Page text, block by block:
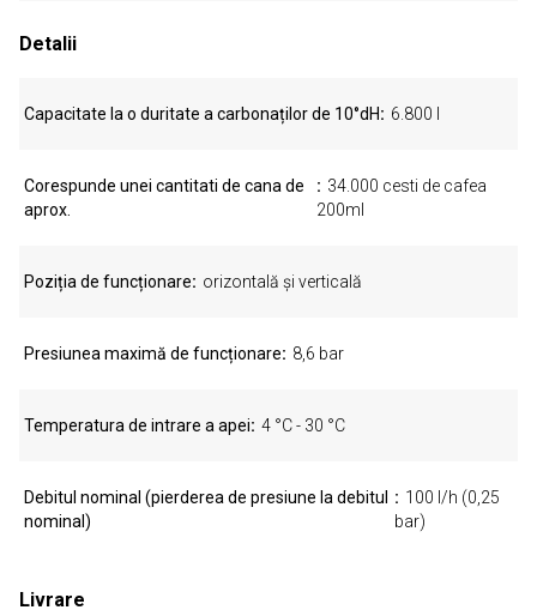
Detalii
Capacitate la o duritate a carbonaților de 10°dH 6.800 l
Corespunde unei cantitati de cana de
aprox.
34.000 cesti de cafea
200ml
Poziția de funcționare orizontală și verticală
Presiunea maximă de funcționare 8,6 bar
Temperatura de intrare a apei 4 °C - 30 °C
Debitul nominal (pierderea de presiune la debitul
nominal)
100 l/h (0,25
bar)
Livrare